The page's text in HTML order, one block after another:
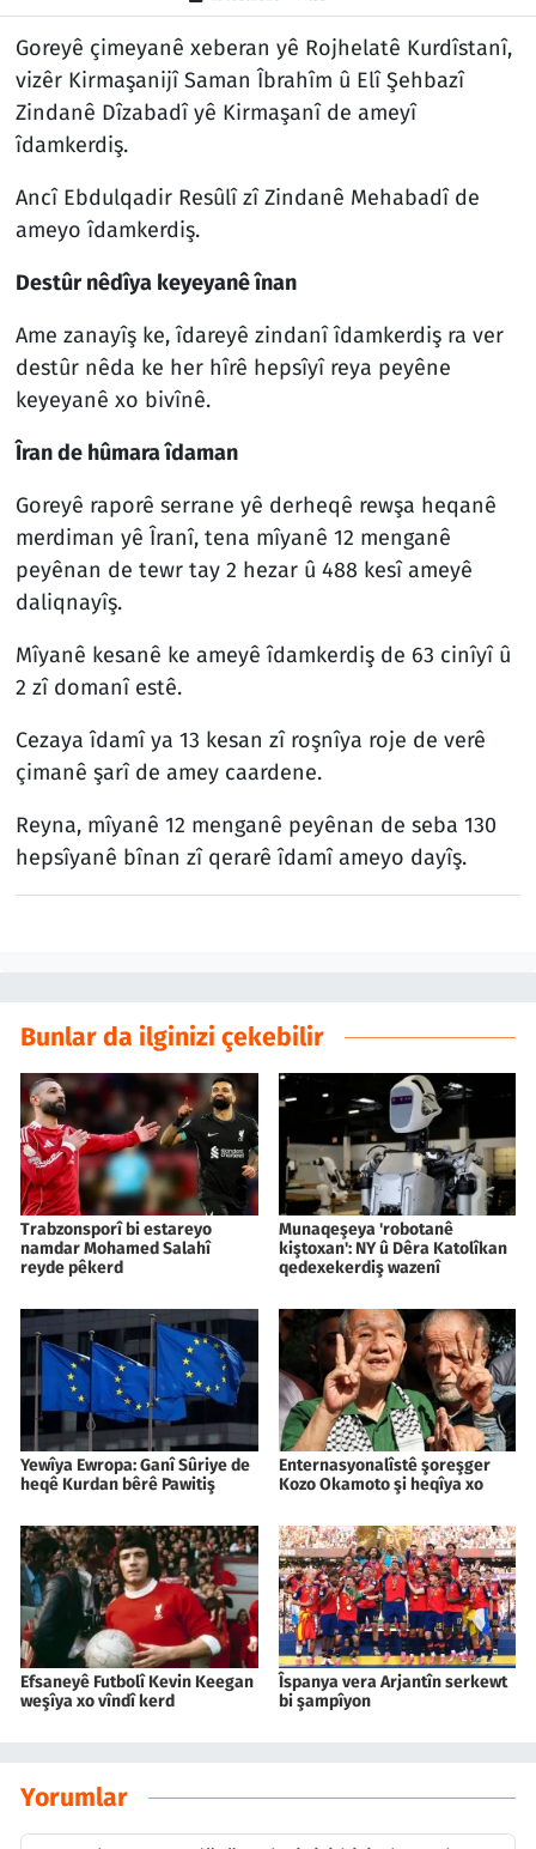
Goreyê çimeyanê xeberan yê Rojhelatê Kurdîstanî,
vizêr Kirmaşanijî Saman Îbrahîm û Elî Şehbazî
Zindanê Dîzabadî yê Kirmaşanî de ameyî
îdamkerdiş.
Ancî Ebdulqadir Resûlî zî Zindanê Mehabadî de
ameyo îdamkerdiş.
Destûr nêdîya keyeyanê înan
Ame zanayîş ke, îdareyê zindanî îdamkerdiş ra ver
destûr nêda ke her hîrê hepsîyî reya peyêne
keyeyanê xo bivînê.
Îran de hûmaraîdaman
Goreyê raporê serrane yê derheqê rewşa heqanê
merdiman yê Îranî, tena mîyanê 12 menganê
peyênan de tewr tay 2 hezar û 488 kesî ameyê
daliqnayîş.
Mîyanê kesanê ke ameyê îdamkerdiş de 63 cinîyî û
2 zî domanî estê.
Cezaya îdamî ya 13 kesan zî roşnîya roje de verê
çimanê şarî de amey caardene.
Reyna, mîyanê 12 menganê peyênan de seba 130
hepsîyanê bînan zî qerarê îdamî ameyo dayîş.
Bunlar da ilginizi çekebilir
Trabzonsporî bi estareyo
namdar Mohamed Salahî
reyde pêkerd
Munaqeşeya 'robotanê
kiştoxan': NY û Dêra Katolîkan
qedexekerdiş wazenî
Yewîya Ewropa: Ganî Sûriye de
heqê Kurdan bêrê Pawitiş
Enternasyonalîstê şoreşger
Kozo Okamoto şi heqîya xo
Efsaneyê Futbolî Kevin Keegan
weşîya xo vîndî kerd
Îspanya vera Arjantîn serkewt
bi şampîyon
Yorumlar